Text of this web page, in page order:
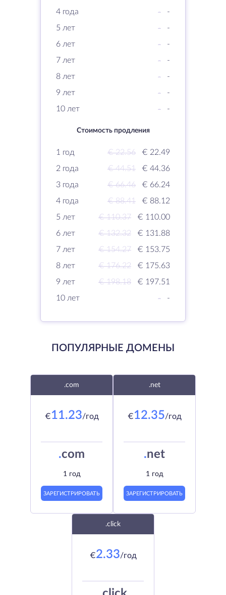
4 года
-
-
5 лет
-
-
6 лет
-
-
7 лет
-
-
8 лет
-
-
9 лет
-
-
10 лет
- -
Стоимость продления
1 год € 22.56
€ 22.49
2 года
€ 44.51
€ 44.36
3 года
€ 66.46
€ 66.24
4 года
€ 88.41
€ 88.12
5 лет
€ 110.37
€ 110.00
6 лет
€ 132.32
€ 131.88
7 лет
€ 154.27
€ 153.75
8 лет
€ 176.22
€ 175.63
9 лет
€ 198.18
€ 197.51
10 лет
- -
ПОПУЛЯРНЫЕ ДОМЕНЫ
.com
€11.23/год
.com
1 год
ЗАРЕГИСТРИРОВАТЬ
.net
€12.35/год
.net
1 год
ЗАРЕГИСТРИРОВАТЬ
.click
€2.33/год